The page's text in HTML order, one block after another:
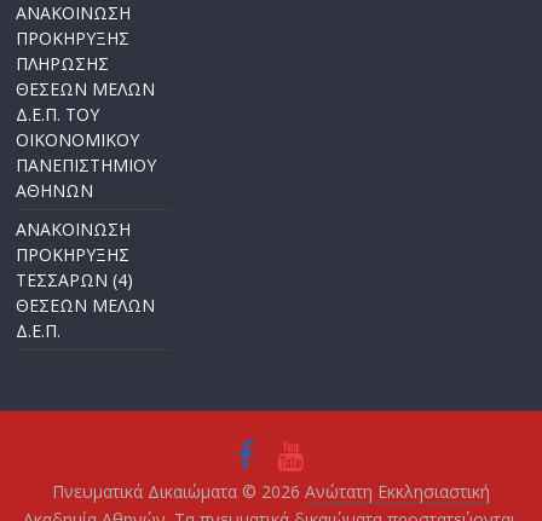
ΑΝΑΚΟΙΝΩΣΗ
ΠΡΟΚΗΡΥΞΗΣ
ΠΛΗΡΩΣΗΣ
ΘΕΣΕΩΝ ΜΕΛΩΝ
Δ.Ε.Π. ΤΟΥ
ΟΙΚΟΝΟΜΙΚΟΥ
ΠΑΝΕΠΙΣΤΗΜΙΟΥ
ΑΘΗΝΩΝ
ΑΝΑΚΟΙΝΩΣΗ
ΠΡΟΚΗΡΥΞΗΣ
ΤΕΣΣΑΡΩΝ (4)
ΘΕΣΕΩΝ ΜΕΛΩΝ
Δ.Ε.Π.
Πνευματικά Δικαιώματα © 2026 Ανώτατη Εκκλησιαστική